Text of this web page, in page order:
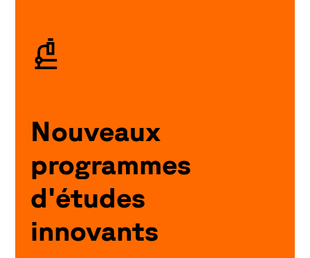
Nouveaux
programmes
d'études
innovants